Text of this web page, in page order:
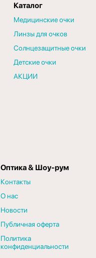
Каталог
Медицинские очки
Линзы для очков
Солнцезащитные очки
Детские очки
АКЦИИ
Оптика & Шоу-рум
Контакты
О нас
Новости
Публичная оферта
Политика
конфиденциальности